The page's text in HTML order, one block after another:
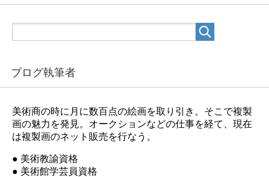
ブログ執筆者
美術商の時に月に数百点の絵画を取り引き。そこで複製
画の魅力を発見。オークションなどの仕事を経て、現在
は複製画のネット販売を行なう。
● 美術教諭資格
● 美術館学芸員資格